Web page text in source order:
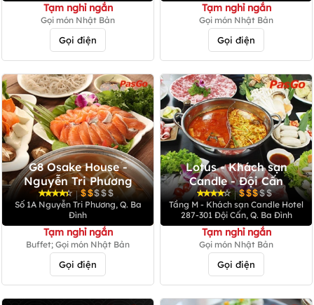
Tạm nghỉ ngắn
Gọi món Nhật Bản
Gọi điện
Tạm nghỉ ngắn
Gọi món Nhật Bản
Gọi điện
G8 Osake House -
Nguyễn Tri Phương
|
Số 1A Nguyễn Tri Phương, Q. Ba
Đình
Tạm nghỉ ngắn
Buffet; Gọi món Nhật Bản
Gọi điện
Lotus - Khách sạn
Candle - Đội Cấn
|
Tầng M - Khách sạn Candle Hotel
287-301 Đội Cấn, Q. Ba Đình
Tạm nghỉ ngắn
Gọi món Nhật Bản
Gọi điện